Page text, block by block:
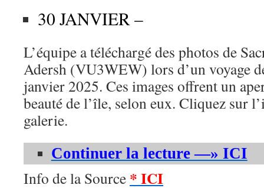
30 JANVIER –
L’équipe a téléchargé des photos de
Adersh (VU3WEW) lors d’un voyage
janvier 2025. Ces images offrent un
beauté de l’île, selon eux. Cliquez sur
galerie.
Continuer la lecture —» ICI
Info de la Source * ICI